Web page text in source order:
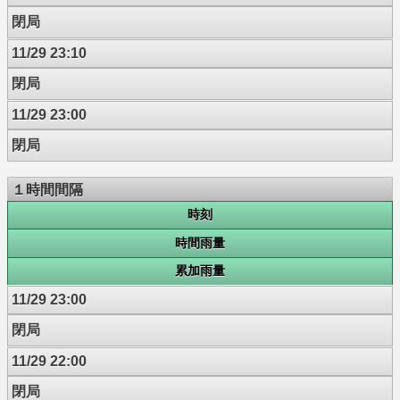
閉局
11/29 23:10
閉局
11/29 23:00
閉局
１時間間隔
時刻
時間雨量
累加雨量
11/29 23:00
閉局
11/29 22:00
閉局